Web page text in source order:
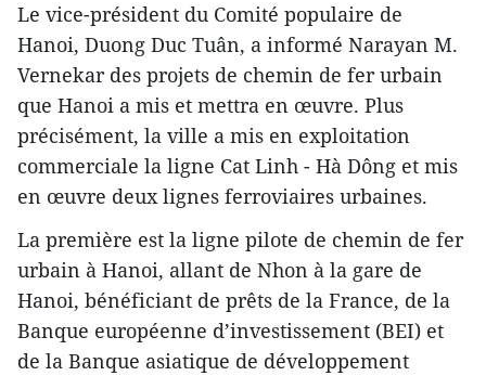
Le vice-président du Comité populaire de
Hanoi, Duong Duc Tuân, a informé Narayan M.
Vernekar des projets de chemin de fer urbain
que Hanoi a mis et mettra en œuvre. Plus
précisément, la ville a mis en exploitation
commerciale la ligne Cat Linh - Hà Dông et mis
en œuvre deux lignes ferroviaires urbaines.
La première est la ligne pilote de chemin de fer
urbain à Hanoi, allant de Nhon à la gare de
Hanoi, bénéficiant de prêts de la France, de la
Banque européenne d’investissement (BEI) et
de la Banque asiatique de développement